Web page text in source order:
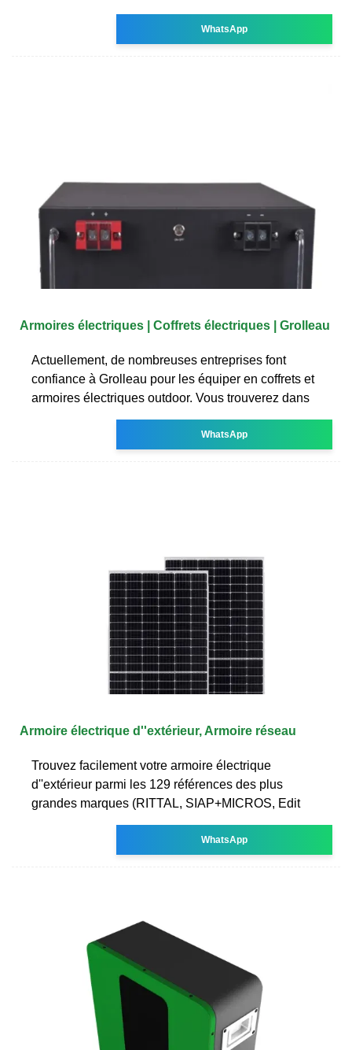
WhatsApp
Armoires électriques | Coffrets électriques | Grolleau
Actuellement, de nombreuses entreprises font
confiance à Grolleau pour les équiper en coffrets et
armoires électriques outdoor. Vous trouverez dans
WhatsApp
Armoire électrique d''extérieur, Armoire réseau
Trouvez facilement votre armoire électrique
d''extérieur parmi les 129 références des plus
grandes marques (RITTAL, SIAP+MICROS, Edit
WhatsApp